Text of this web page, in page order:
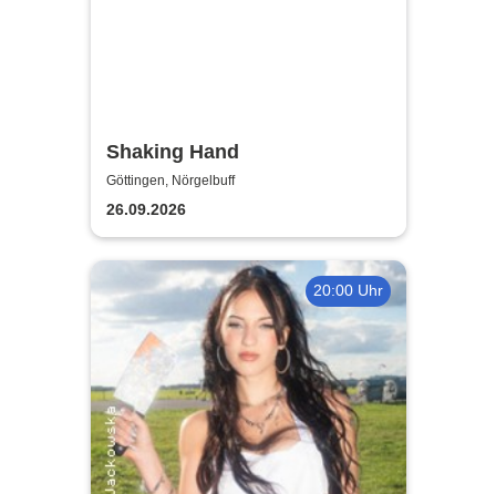
Shaking Hand
Göttingen, Nörgelbuff
26.09.2026
20:00 Uhr